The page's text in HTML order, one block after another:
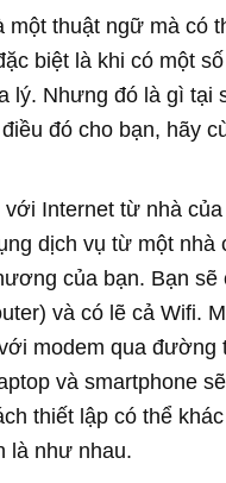
một thuật ngữ mà có
biệt là khi có một
lý. Nhưng đó là gì tại
đó cho bạn, hãy
với Internet từ nhà
dịch vụ từ một nhà
của bạn. Bạn sẽ
và có lẽ cả Wifi.
modem qua đường
và smartphone
thiết lập có thể
là như nhau.